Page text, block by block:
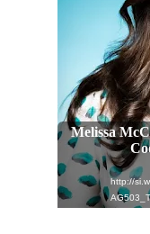
Melissa
http://